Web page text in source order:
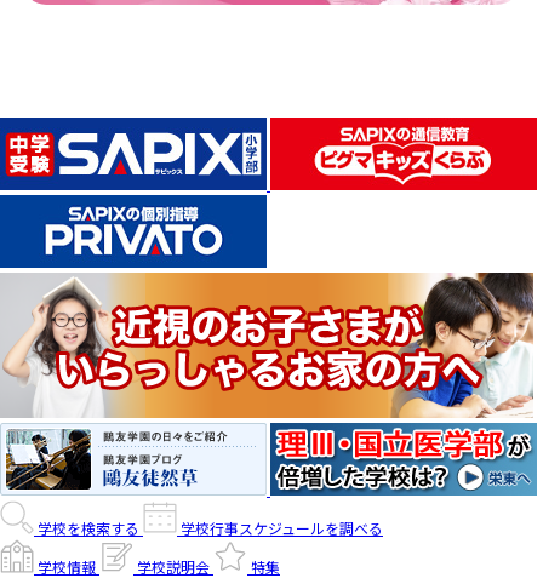
学校を検索する
学校行事スケジュールを調べる
学校情報
学校説明会 特集